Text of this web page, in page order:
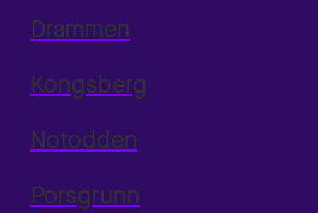
Drammen
Kongsberg
Notodden
Porsgrunn